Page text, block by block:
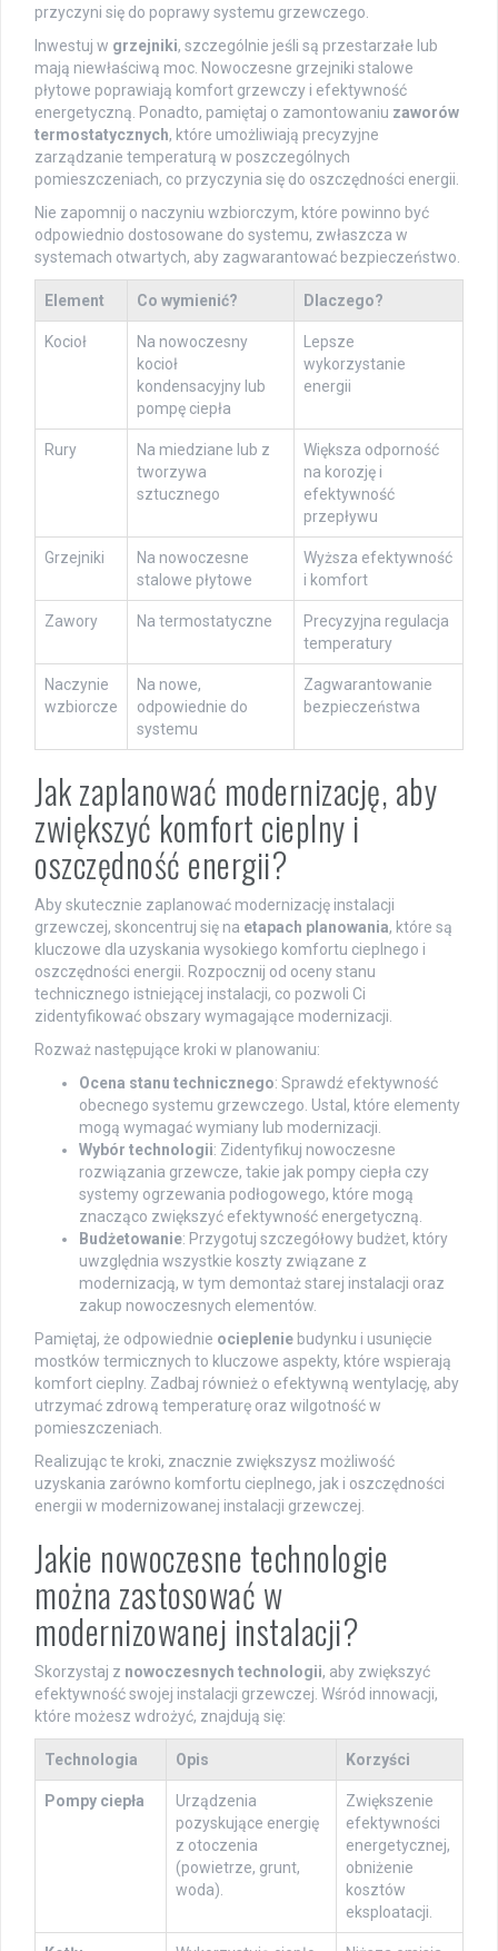
przyczyni się do poprawy systemu grzewczego.
Inwestuj w grzejniki, szczególnie jeśli są przestarzałe lub
mają niewłaściwą moc. Nowoczesne grzejniki stalowe
płytowe poprawiają komfort grzewczy i efektywność
energetyczną. Ponadto, pamiętaj o zamontowaniu zaworów
termostatycznych, które umożliwiają precyzyjne
zarządzanie temperaturą w poszczególnych
pomieszczeniach, co przyczynia się do oszczędności energii.
Nie zapomnij o naczyniu wzbiorczym, które powinno być
odpowiednio dostosowane do systemu, zwłaszcza w
systemach otwartych, aby zagwarantować bezpieczeństwo.
Element Co wymienić? Dlaczego?
Kocioł
Na nowoczesny
kocioł
kondensacyjny lub
pompę ciepła
Lepsze
wykorzystanie
energii
Rury
Na miedziane lub z
tworzywa
sztucznego
Większa odporność
na korozję i
efektywność
przepływu
Grzejniki
Na nowoczesne
stalowe płytowe
Wyższa efektywność
i komfort
Zawory Na termostatyczne
Precyzyjna regulacja
temperatury
Naczynie
wzbiorcze
Na nowe,
odpowiednie do
systemu
Zagwarantowanie
bezpieczeństwa
Jak zaplanować modernizację, aby
zwiększyć komfort cieplny i
oszczędność energii?
Aby skutecznie zaplanować modernizację instalacji
grzewczej, skoncentruj się na etapach planowania, które są
kluczowe dla uzyskania wysokiego komfortu cieplnego i
oszczędności energii. Rozpocznij od oceny stanu
technicznego istniejącej instalacji, co pozwoli Ci
zidentyfikować obszary wymagające modernizacji.
Rozważ następujące kroki w planowaniu:
Ocena stanu technicznego: Sprawdź efektywność
obecnego systemu grzewczego. Ustal, które elementy
mogą wymagać wymiany lub modernizacji.
Wybór technologii: Zidentyfikuj nowoczesne
rozwiązania grzewcze, takie jak pompy ciepła czy
systemy ogrzewania podłogowego, które mogą
znacząco zwiększyć efektywność energetyczną.
Budżetowanie: Przygotuj szczegółowy budżet, który
uwzględnia wszystkie koszty związane z
modernizacją, w tym demontaż starej instalacji oraz
zakup nowoczesnych elementów.
Pamiętaj, że odpowiednie ocieplenie budynku i usunięcie
mostków termicznych to kluczowe aspekty, które wspierają
komfort cieplny. Zadbaj również o efektywną wentylację, aby
utrzymać zdrową temperaturę oraz wilgotność w
pomieszczeniach.
Realizując te kroki, znacznie zwiększysz możliwość
uzyskania zarówno komfortu cieplnego, jak i oszczędności
energii w modernizowanej instalacji grzewczej.
Jakie nowoczesne technologie
można zastosować w
modernizowanej instalacji?
Skorzystaj z nowoczesnych technologii, aby zwiększyć
efektywność swojej instalacji grzewczej. Wśród innowacji,
które możesz wdrożyć, znajdują się:
Technologia Opis Korzyści
Pompy ciepła
Urządzenia
pozyskujące energię
z otoczenia
(powietrze, grunt,
woda).
Zwiększenie
efektywności
energetycznej,
obniżenie
kosztów
eksploatacji.